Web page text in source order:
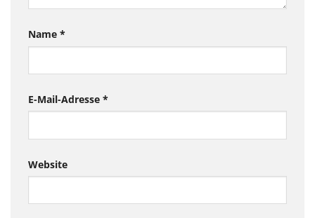
Name *
E-Mail-Adresse *
Website